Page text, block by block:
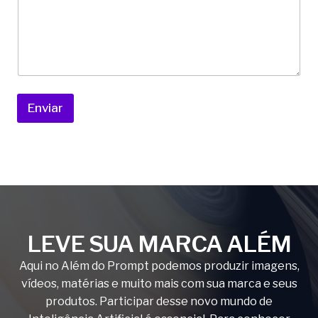
l
Enviar
LEVE SUA MARCA ALÉM
Aqui no Além do Prompt podemos produzir imagens,
vídeos, matérias e muito mais com sua marca e seus
produtos. Participar desse novo mundo de